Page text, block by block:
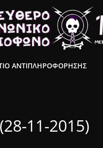
ΑΝΤΙΠΛΗΡΟΦΟΡΗΣΗΣ
11-2015)